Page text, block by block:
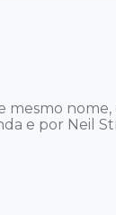
mesmo
e por Neil